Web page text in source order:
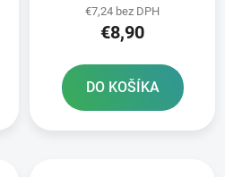
STANDARD
€7,24 bez DPH
€8,90
DO KOŠÍKA